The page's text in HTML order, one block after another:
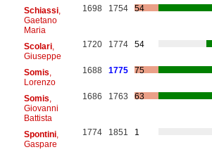
Schiassi,
Gaetano
Maria
1698 1754 54
Scolari,
Giuseppe
1720 1774 54
Somis
Lorenzo
1688 1775 75
Somis
Giovanni
Battista
1686 1763 63
Spontini,
Gaspare
1774 1851 1